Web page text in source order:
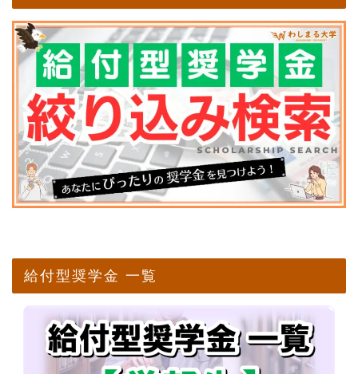
給付型奨学金 一覧